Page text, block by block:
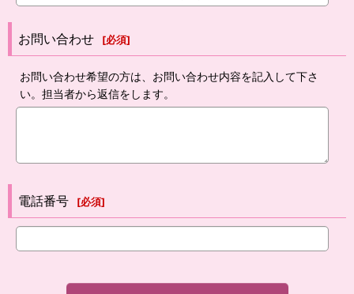
お問い合わせ [必須]
お問い合わせ希望の方は、お問い合わせ内容を記入して下さ
い。担当者から返信をします。
電話番号 [必須]